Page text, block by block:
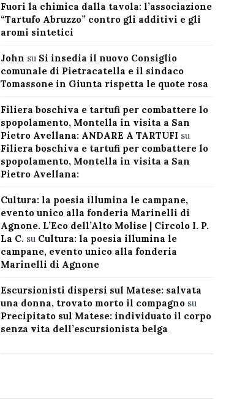
Fuori la chimica dalla tavola: l’associazione
“Tartufo Abruzzo” contro gli additivi e gli
aromi sintetici
John su Si insedia il nuovo Consiglio
comunale di Pietracatella e il sindaco
Tomassone in Giunta rispetta le quote rosa
Filiera boschiva e tartufi per combattere lo
spopolamento, Montella in visita a San
Pietro Avellana: ANDARE A TARTUFI su
Filiera boschiva e tartufi per combattere lo
spopolamento, Montella in visita a San
Pietro Avellana:
Cultura: la poesia illumina le campane,
evento unico alla fonderia Marinelli di
Agnone. L’Eco dell’Alto Molise | Circolo I. P.
La C. su Cultura: la poesia illumina le
campane, evento unico alla fonderia
Marinelli di Agnone
Escursionisti dispersi sul Matese: salvata
una donna, trovato morto il compagnosu
Precipitato sul Matese: individuato il corpo
senza vita dell’escursionista belga